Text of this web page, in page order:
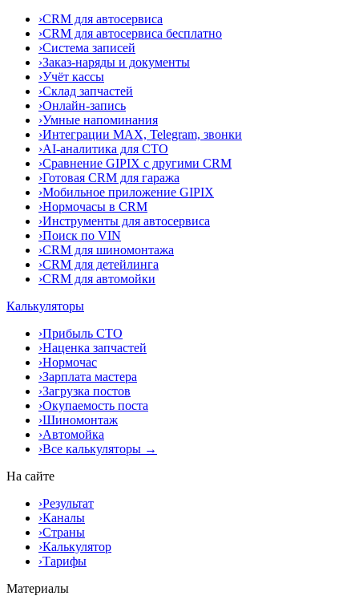
›CRM для автосервиса
›CRM для автосервиса бесплатно
›Система записей
›Заказ-наряды и документы
›Учёт кассы
›Склад запчастей
›Онлайн-запись
›Умные напоминания
›Интеграции MAX, Telegram, звонки
›AI-аналитика для СТО
›Сравнение GIPIX с другими CRM
›Готовая CRM для гаража
›Мобильное приложение GIPIX
›Нормочасы в CRM
›Инструменты для автосервиса
›Поиск по VIN
›CRM для шиномонтажа
›CRM для детейлинга
›CRM для автомойки
Калькуляторы
›Прибыль СТО
›Наценка запчастей
›Нормочас
›Зарплата мастера
›Загрузка постов
›Окупаемость поста
›Шиномонтаж
›Автомойка
›Все калькуляторы →
На сайте
›Результат
›Каналы
›Страны
›Калькулятор
›Тарифы
Материалы